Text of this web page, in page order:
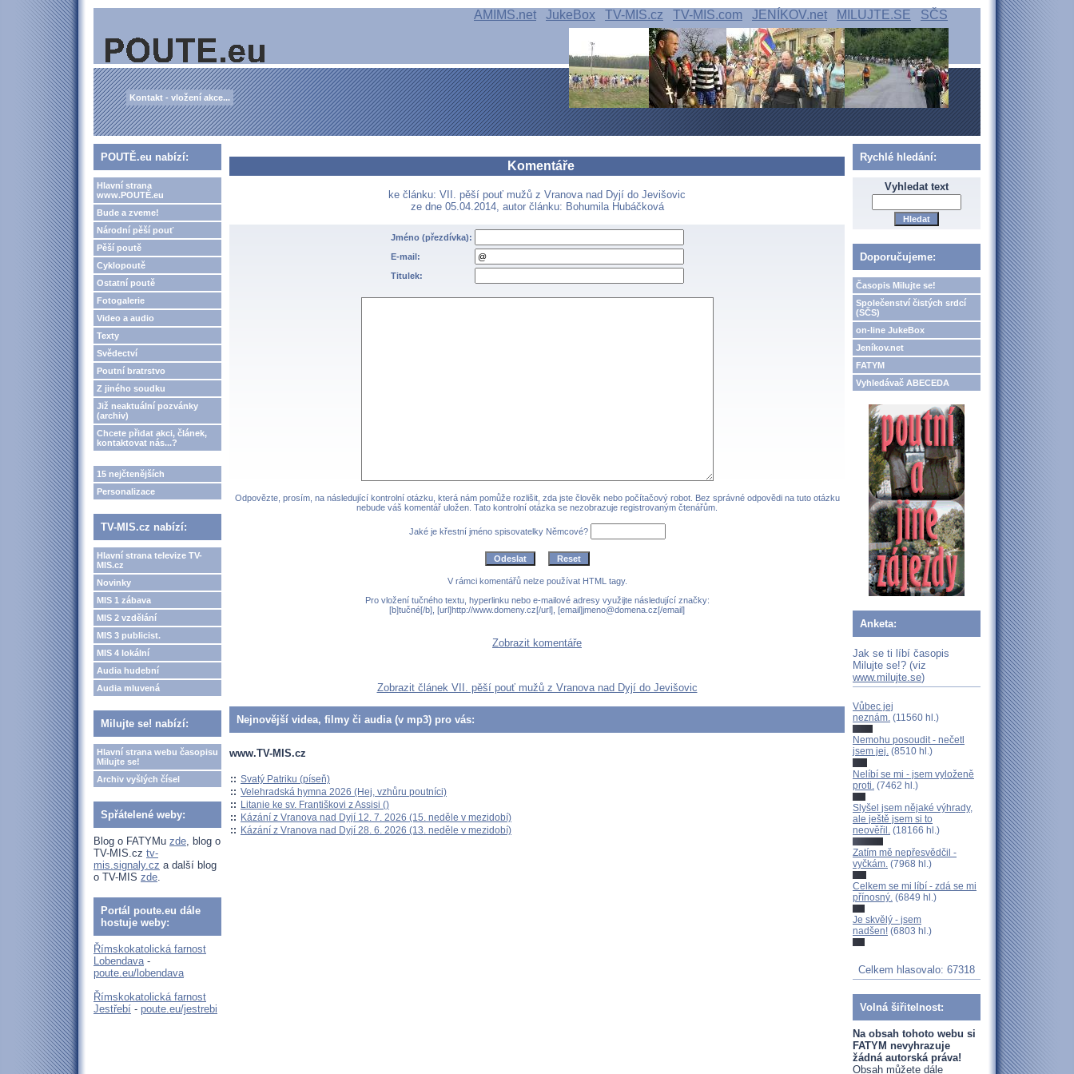
AMIMS.net JukeBox TV-MIS.cz TV-MIS.com JENÍKOV.net MILUJTE.SE SČS
Kontakt - vložení akce...
POUTĚ.eu nabízí:
Hlavní strana
www.POUTĚ.eu
Bude a zveme!
Národní pěší pouť
Pěší poutě
Cyklopoutě
Ostatní poutě
Fotogalerie
Video a audio
Texty
Svědectví
Poutní bratrstvo
Z jiného soudku
Již neaktuální pozvánky
(archiv)
Chcete přidat akci, článek,
kontaktovat nás...?
15 nejčtenějších
Personalizace
TV-MIS.cz nabízí:
Hlavní strana televize TV-
MIS.cz
Novinky
MIS 1 zábava
MIS 2 vzdělání
MIS 3 publicist.
MIS 4 lokální
Audia hudební
Audia mluvená
Milujte se! nabízí:
Hlavní strana webu časopisu
Milujte se!
Archiv vyšlých čísel
Spřátelené weby:
Blog o FATYMu zde, blog o
TV-MIS.cz tv-
mis.signaly.cz a další blog
o TV-MIS zde.
Portál poute.eu dále
hostuje weby:
Římskokatolická farnost
Lobendava-
poute.eu/lobendava
Římskokatolická farnost
Jestřebí - poute.eu/jestrebi
Komentáře
ke článku: VII. pěší pouť mužů z Vranova nad Dyjí do Jevišovic
ze dne 05.04.2014, autor článku: Bohumila Hubáčková
Jméno (přezdívka):
E-mail:
Titulek:
Odpovězte, prosím, na následující kontrolní otázku, která nám pomůže rozlišit, zda jste člověk nebo počítačový robot. Bez správné odpovědi na tuto otázku
nebude váš komentář uložen. Tato kontrolní otázka se nezobrazuje registrovaným čtenářům.
Jaké je křestní jméno spisovatelky Němcové?
V rámci komentářů nelze používat HTML tagy.
Pro vložení tučného textu, hyperlinku nebo e-mailové adresy využijte následující značky:
[b]tučné[/b], [url]http://www.domeny.cz[/url], [email]jmeno@domena.cz[/email]
Zobrazit komentáře
Zobrazit článek VII. pěší pouť mužů z Vranova nad Dyjí do Jevišovic
Nejnovější videa, filmy či audia (v mp3) pro vás:
www.TV-MIS.cz
:: Svatý Patriku (píseň)
:: Velehradská hymna 2026 (Hej, vzhůru poutníci)
:: Litanie ke sv. Františkovi z Assisi ()
:: Kázání z Vranova nad Dyjí 12. 7. 2026 (15. neděle v mezidobí)
:: Kázání z Vranova nad Dyjí 28. 6. 2026 (13. neděle v mezidobí)
Rychlé hledání:
Vyhledat text
Doporučujeme:
Časopis Milujte se!
Společenství čistých srdcí
(SČS)
on-line JukeBox
Jeníkov.net
FATYM
Vyhledávač ABECEDA
Anketa:
Jak se ti líbí časopis
Milujte se!? (viz
www.milujte.se)
Vůbec jej
neznám. (11560 hl.)
Nemohu posoudit - nečetl
jsem jej. (8510 hl.)
Nelíbí se mi - jsem vyloženě
proti. (7462 hl.)
Slyšel jsem nějaké výhrady,
ale ještě jsem si to
neověřil. (18166 hl.)
Zatím mě nepřesvědčil -
vyčkám. (7968 hl.)
Celkem se mi líbí - zdá se mi
přínosný. (6849 hl.)
Je skvělý - jsem
nadšen! (6803 hl.)
Celkem hlasovalo: 67318
Volná šiřitelnost:
Na obsah tohoto webu si
FATYM nevyhrazuje
žádná autorská práva!
Obsah můžete dále